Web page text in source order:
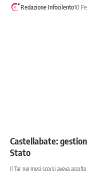
Redazione Infocilento10
Castellabate:
Stato
Il Tar nei mesi scorsi aveva